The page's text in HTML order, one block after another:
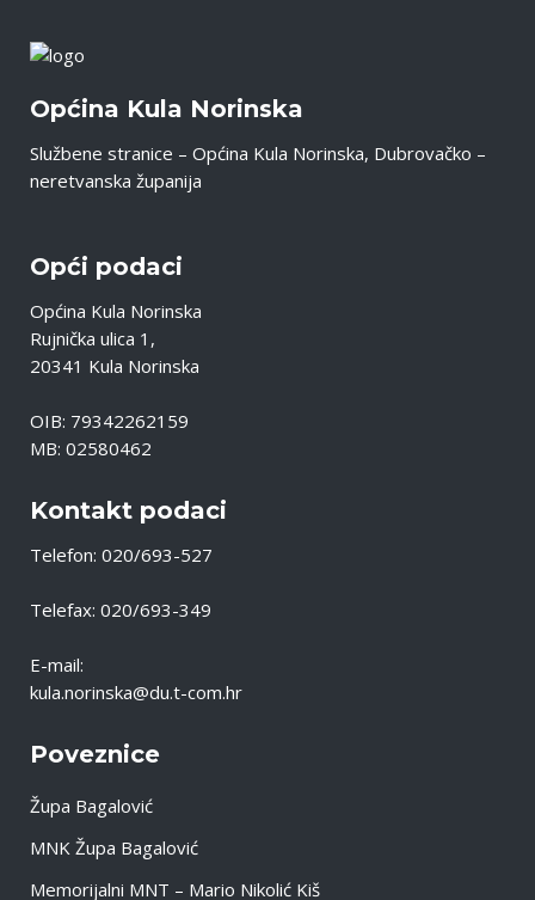
Općina Kula Norinska
Službene stranice – Općina Kula Norinska, Dubrovačko –
neretvanska županija
Opći podaci
Općina Kula Norinska
Rujnička ulica 1,
20341 Kula Norinska
OIB: 79342262159
MB: 02580462
Kontakt podaci
Telefon: 020/693-527
Telefax: 020/693-349
E-mail:
kula.norinska@du.t-com.hr
Poveznice
Župa Bagalović
MNK Župa Bagalović
Memorijalni MNT – Mario Nikolić Kiš